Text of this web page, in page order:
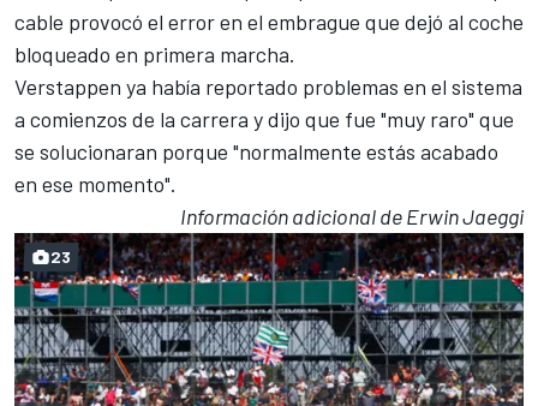
cable provocó el error en el embrague que dejó al coche
bloqueado en primera marcha.
Verstappen ya había reportado problemas en el sistema
a comienzos de la carrera y dijo que fue "muy raro" que
se solucionaran porque "normalmente estás acabado
en ese momento".
Información adicional de Erwin Jaeggi
23